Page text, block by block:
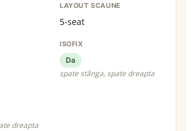
LAYOUT SCAUNE
5-seat
ISOFIX
Da
spate stânga, spate dreapta
dreapta